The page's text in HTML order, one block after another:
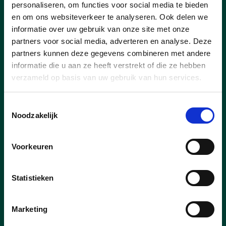
personaliseren, om functies voor social media te bieden
en om ons websiteverkeer te analyseren. Ook delen we
informatie over uw gebruik van onze site met onze
partners voor social media, adverteren en analyse. Deze
partners kunnen deze gegevens combineren met andere
informatie die u aan ze heeft verstrekt of die ze hebben
verzameld op basis van uw gebruik van hun services.
Noodzakelijk
Voorkeuren
Statistieken
Marketing
Klinkt Goed! Zwevegem!
Zin in zwoele zomeravonden met live
muziek, met daarbij een koel drankje op